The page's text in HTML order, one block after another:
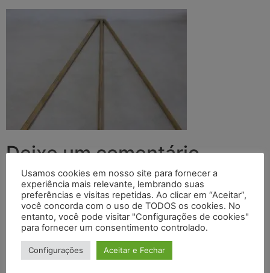
Deixe um comentário
O seu endereço de e-mail não será publicado.
obrigatórios são marcados com *
Comentário*
Usamos cookies em nosso site para fornecer a
experiência mais relevante, lembrando suas
preferências e visitas repetidas. Ao clicar em “Aceitar”,
você concorda com o uso de TODOS os cookies. No
entanto, você pode visitar "Configurações de cookies"
para fornecer um consentimento controlado.
Configurações Aceitar e Fechar